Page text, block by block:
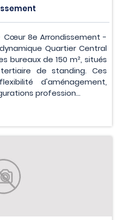
Cœur 8e Arrondissement -
Quartier Central
bureaux de 150 m², situés
de standing. Ces
d'aménagement,
profession...